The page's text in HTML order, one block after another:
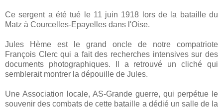
Ce sergent a été tué le 11 juin 1918 lors de la bataille du
Matz à Courcelles-Epayelles dans l'Oise.
Jules Hème est le grand oncle de notre compatriote
François Clerc qui a fait des recherches intensives sur des
documents photographiques. Il a retrouvé un cliché qui
semblerait montrer la dépouille de Jules.
Une Association locale, AS-Grande guerre, qui perpétue le
souvenir des combats de cette bataille a dédié un salle de la